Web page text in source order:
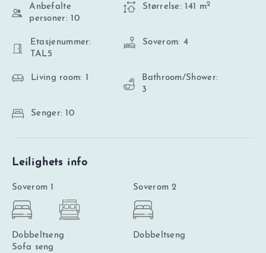
Anbefalte
personer: 10
Størrelse: 141 m2
Etasjenummer:
TAL5
Soverom: 4
Living room: 1
Bathroom/Shower:
3
Senger: 10
Leilighets info
Soverom 1
Dobbeltseng
Sofa seng
Soverom 2
Dobbeltseng